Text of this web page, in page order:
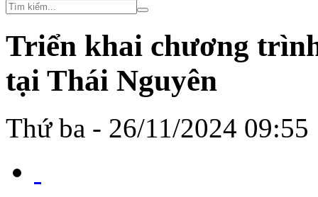
Triển khai chương
tại Thái Nguyên
Thứ ba - 26/11/2024 09:55